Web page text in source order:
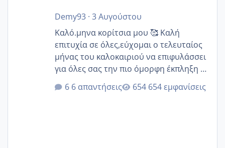
Demy93· 3 Αυγούστου
Καλό.μηνα κορίτσια μου 🥰 Καλή
επιτυχία σε όλες,εύχομαι ο τελευταίος
μήνας του καλοκαιριού να επιφυλάσσει
για όλες σας την πιο όμορφη έκπληξη 🧿
@Elk @Melikara86 @Παρασκευαιδου
@Zenia z @melitiniღ @Christi.D.
6 απαντήσεις 654 εμφανίσεις